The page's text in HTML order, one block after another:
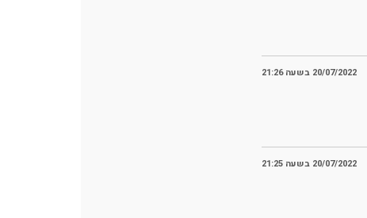
20/07/2022 בשעה 21:26
20/07/2022 בשעה 21:25